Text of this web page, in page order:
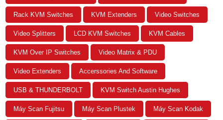
Rack KVM Switches KVM Extenders Video Switches
Video Splitters LCD KVM Switches KVM Cables
KVM Over IP Switches Video Matrix & PDU
Video Extenders Accerssories And Software
USB & THUNDERBOLT KVM Switch Austin Hughes
Máy Scan Fujitsu Máy Scan Plustek Máy Scan Kodak